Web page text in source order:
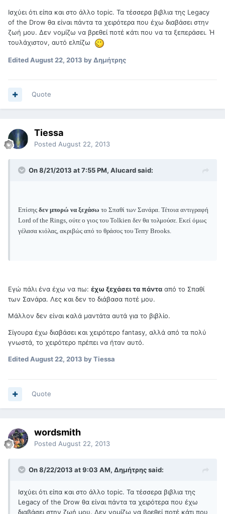
Ισχύει ότι είπα και στο άλλο topic. Τα τέσσερα βιβλια της Legacy
of the Drow θα είναι πάντα τα χειρότερα που έχω διαβάσει στην
ζωή μου. Δεν νομίζω να βρεθεί ποτέ κάτι που να τα ξεπεράσει. Ή
τουλάχιστον, αυτό ελπίζω
EditedAugust 22, 2013 by Δημήτρης
Quote
Tiessa
Posted August 22, 2013
On 8/21/2013 at 7:55 PM, Alucard said:
Επίσης δεν μπορώ να ξεχάσω το Σπαθί των Σανάρα. Τέτοια αντιγραφή
Lord of the Rings, ούτε ο γιος του Tolkien δεν θα τολμούσε. Εκεί όμως
γέλασα κιόλας, ακριβώς από το θράσος του Terry Brooks.
Εγώ πάλι ένα έχω να πω: έχω ξεχάσει τα πάντα από το Σπαθί
των Σανάρα. Λες και δεν το διάβασα ποτέ μου.
Μάλλον δεν είναι καλά μαντάτα αυτά για το βιβλίο.
Σίγουρα έχω διαβάσει και χειρότερο fantasy, αλλά από τα πολύ
γνωστά, το χειρότερο πρέπει να ήταν αυτό.
EditedAugust 22, 2013 by Tiessa
Quote
wordsmith
Posted August 22, 2013
On 8/22/2013 at 9:03 AM, Δημήτρης said:
Ισχύει ότι είπα και στο άλλο topic. Τα τέσσερα βιβλια της
Legacy of the Drow θα είναι πάντα τα χειρότερα που έχω
διαβάσει στην ζωή μου. Δεν νομίζω να βρεθεί ποτέ κάτι που